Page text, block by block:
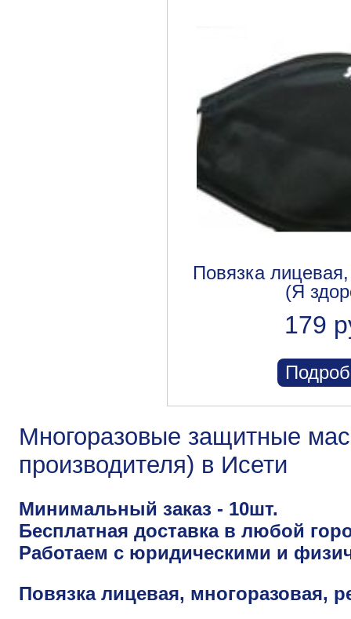
Повязка
(Я
179
Многоразовые защитные
производителя) в Исети
Минимальный заказ - 10шт.
Бесплатная доставка в любой
Работаем с юридическими и
Повязка лицевая, многоразовая,